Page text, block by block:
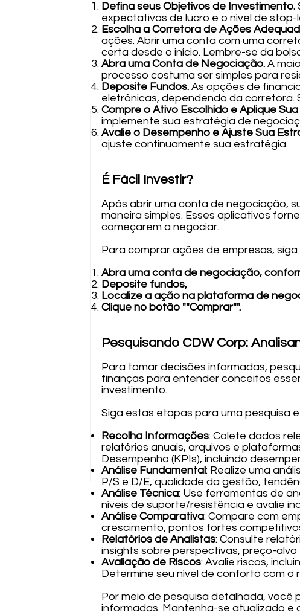
Defina seus Objetivos de Investimento.
expectativas de lucro e o nível de
Escolha a Corretora de Ações
ações. Abrir uma conta com uma
certa desde o início. Lembre-se da
Abra uma Conta de Negociação. A
processo costuma ser simples para
Deposite Fundos. As opções de
eletrônicas, dependendo da corretora.
Compre o Ativo Escolhido e Aplique
implemente sua estratégia de
Avalie o Desempenho e Ajuste Sua
ajuste continuamente sua estratégia.
É Fácil Investir?
Após abrir uma conta de negociação,
maneira simples. Esses aplicativos
começarem a negociar.
Para comprar ações de empresas,
Abra uma conta de negociação,
Deposite fundos,
Localize a ação na plataforma de
Clique no botão ""Comprar"".
Pesquisando CDW Corp:
Para tomar decisões informadas,
finanças para entender conceitos
investimento.
Siga estas etapas para uma pesquisa
Recolha Informações: Colete dados
relatórios anuais, arquivos e
Desempenho (KPIs), incluindo
Análise Fundamental: Realize uma
P/S e D/E, qualidade da gestão,
Análise Técnica: Use ferramentas de
níveis de suporte/resistência e avalie
Análise Comparativa: Compare com
crescimento, pontos fortes
Relatórios de Analistas: Consulte
insights sobre perspectivas, preço-alvo
Avaliação de Riscos: Avalie riscos,
Determine seu nível de conforto com o
Por meio de pesquisa detalhada,
informadas. Mantenha-se atualizado